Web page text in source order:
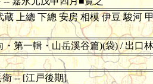
上總 下總 安房 相模 伊豆 駿河
第一輯・山岳溪谷篇)(袋) / 出口
-- [江戸後期]